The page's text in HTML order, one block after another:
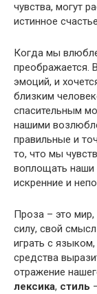
чувства, могут
истинное
Когда мы
преображается.
эмоций, и
близким
спасительным
нашими
правильные и
то, что мы
воплощать наши
искренние и
Проза – это
силу, свой
играть с
средства
отражение
лексика, стиль